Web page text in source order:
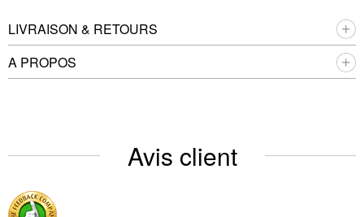
LIVRAISON & RETOURS
A PROPOS
Avis client